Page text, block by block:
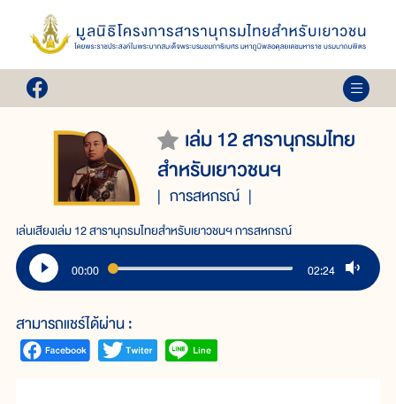
เล่ม 12 สารานุกรมไทย
สำหรับเยาวชนฯ
การสหกรณ์
เล่นเสียงเล่ม 12 สารานุกรมไทยสำหรับเยาวชนฯ การสหกรณ์
00:00 02:24
สามารถแชร์ได้ผ่าน :